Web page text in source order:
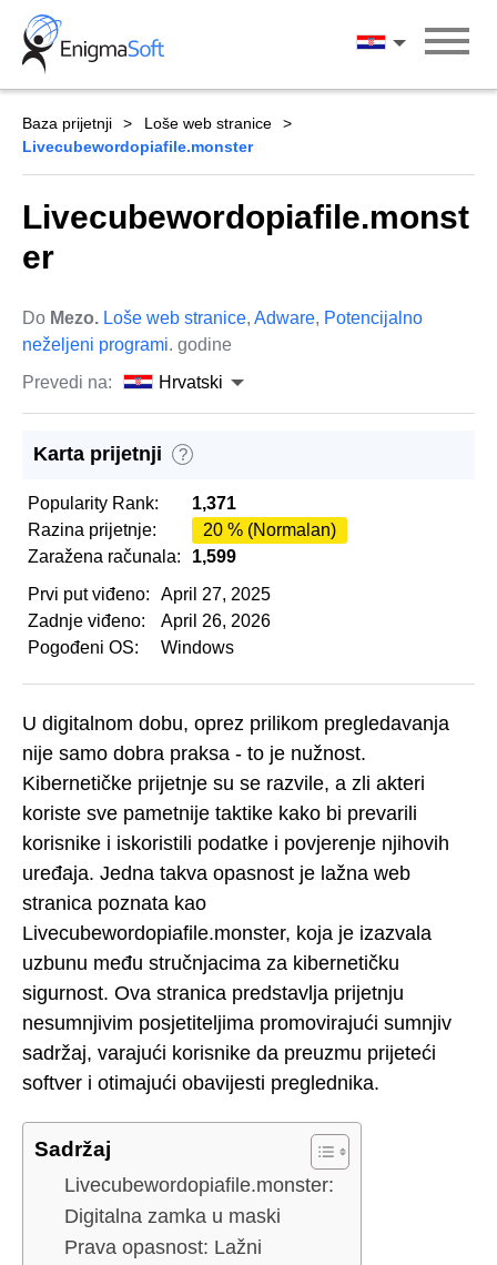
Skip
content
Hrvatski
Baza prijetnji
Loše web stranice
Livecubewordopiafile.monster
Livecubewordopiafile.monst
er
Do Mezo. Loše web stranice, Adware, Potencijalno
neželjeni programi. godine
Prevedi na:
Hrvatski
Karta prijetnji ?
Popularity Rank:
1,371
Razina prijetnje:
20 % (Normalan)
Zaražena računala:
1,599
Prvi put viđeno:
April 27, 2025
Zadnje viđeno:
April 26, 2026
Pogođeni OS:
Windows
U digitalnom dobu, oprez prilikom pregledavanja
nije samo dobra praksa - to je nužnost.
Kibernetičke prijetnje su se razvile, a zli akteri
koriste sve pametnije taktike kako bi prevarili
korisnike i iskoristili podatke i povjerenje njihovih
uređaja. Jedna takva opasnost je lažna web
stranica poznata kao
Livecubewordopiafile.monster, koja je izazvala
uzbunu među stručnjacima za kibernetičku
sigurnost. Ova stranica predstavlja prijetnju
nesumnjivim posjetiteljima promovirajući sumnjiv
sadržaj, varajući korisnike da preuzmu prijeteći
softver i otimajući obavijesti preglednika.
Sadržaj
Livecubewordopiafile.monster:
Digitalna zamka u maski
Prava opasnost: Lažni